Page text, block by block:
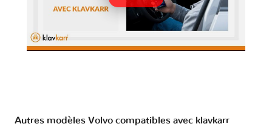
Autres modèles Volvo compatibles avec klavkarr